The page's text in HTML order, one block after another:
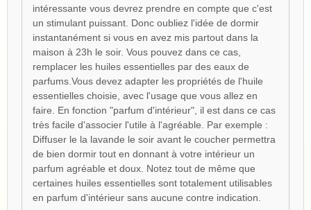
intéressante vous devrez prendre en compte que c'est
un stimulant puissant. Donc oubliez l'idée de dormir
instantanément si vous en avez mis partout dans la
maison à 23h le soir. Vous pouvez dans ce cas,
remplacer les huiles essentielles par des eaux de
parfums.Vous devez adapter les propriétés de l'huile
essentielles choisie, avec l'usage que vous allez en
faire. En fonction "parfum d'intérieur", il est dans ce cas
très facile d'associer l'utile à l'agréable. Par exemple :
Diffuser le la lavande le soir avant le coucher permettra
de bien dormir tout en donnant à votre intérieur un
parfum agréable et doux. Notez tout de même que
certaines huiles essentielles sont totalement utilisables
en parfum d'intérieur sans aucune contre indication.